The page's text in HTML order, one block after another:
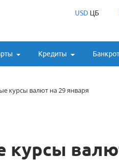
USDЦБ
Кредиты
курсы валют на 29 января
курсы